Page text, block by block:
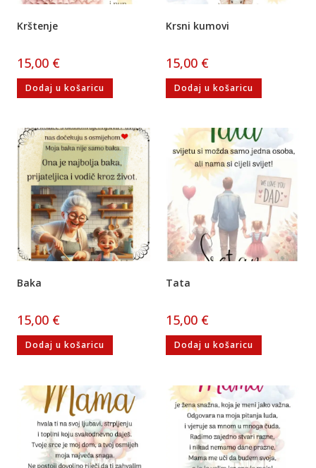
Krštenje
15,00 €
Dodaj u košaricu
Krsni kumovi
15,00 €
Dodaj u košaricu
Baka
15,00 €
Dodaj u košaricu
Tata
15,00 €
Dodaj u košaricu